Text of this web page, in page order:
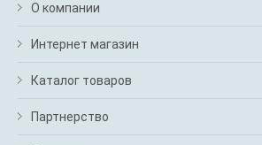
О компании
Интернет магазин
Каталог товаров
Партнерство